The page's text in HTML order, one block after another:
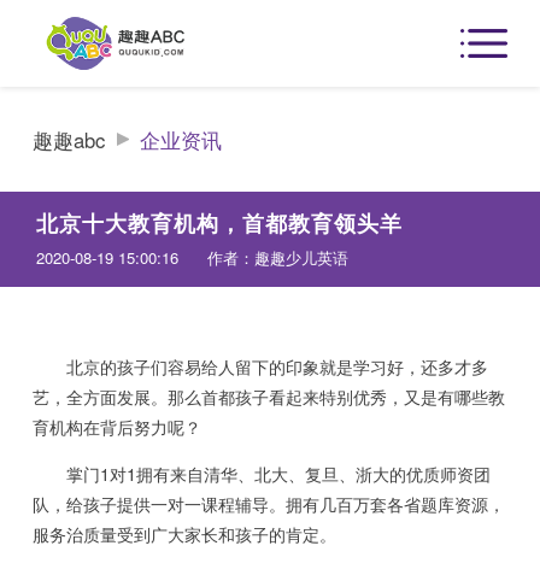
趣趣abc 企业资讯
北京十大教育机构，首都教育领头羊
2020-08-19 15:00:16 作者：趣趣少儿英语
北京的孩子们容易给人留下的印象就是学习好，还多才多
艺，全方面发展。那么首都孩子看起来特别优秀，又是有哪些教
育机构在背后努力呢？
掌门1对1拥有来自清华、北大、复旦、浙大的优质师资团
队，给孩子提供一对一课程辅导。拥有几百万套各省题库资源，
服务治质量受到广大家长和孩子的肯定。